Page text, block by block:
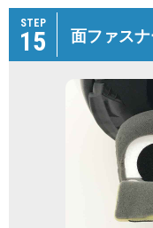
STEP
15 面ファス